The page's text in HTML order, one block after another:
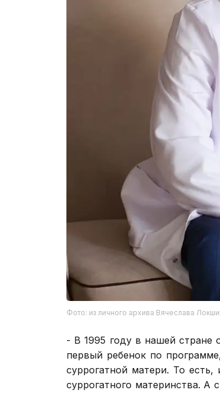
Фото: из личного архива Вячеслава
- В 1995 году в нашей стране
первый ребенок по
суррогатной матери. То есть,
суррогатного материнства. А